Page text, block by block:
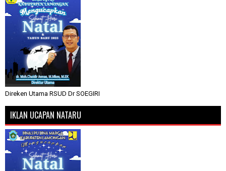
Direken Utama RSUD Dr SOEGIRI
IKLAN UCAPAN NATARU